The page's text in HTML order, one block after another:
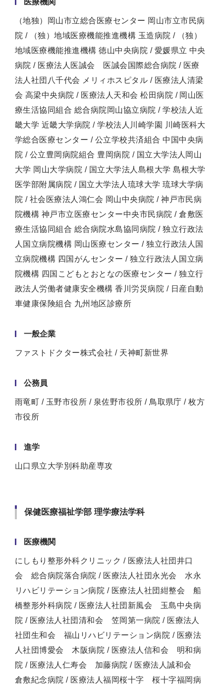
医療機関
（地独）岡山市立総合医療センター 岡山市立市民病
院 / （独）地域医療機能推進機構 玉造病院 / （独）
地域医療機能推進機構 徳山中央病院 / 愛媛県立 中央
病院 / 医療法人医誠会 医誠会国際総合病院 / 医療
法人社団八千代会 メリィホスピタル / 医療法人清梁
会 高梁中央病院 / 医療法人天和会 松田病院 / 岡山医
療生活協同組合 総合病院岡山協立病院 / 学校法人近
畿大学 近畿大学病院 / 学校法人川崎学園 川崎医科大
学総合医療センター / 公立学校共済組合 中国中央病
院 / 公立豊岡病院組合 豊岡病院 / 国立大学法人岡山
大学 岡山大学病院 / 国立大学法人島根大学 島根大学
医学部附属病院 / 国立大学法人琉球大学 琉球大学病
院 / 社会医療法人鴻仁会 岡山中央病院 / 神戸市民病
院機構 神戸市立医療センター中央市民病院 / 倉敷医
療生活協同組合 総合病院水島協同病院 / 独立行政法
人国立病院機構 岡山医療センター / 独立行政法人国
立病院機構 四国がんセンター / 独立行政法人国立病
院機構 四国こどもとおとなの医療センター / 独立行
政法人労働者健康安全機構 香川労災病院 / 日産自動
車健康保険組合 九州地区診療所
一般企業
ファストドクター株式会社 / 天神町新世界
公務員
雨竜町 / 玉野市役所 / 泉佐野市役所 / 鳥取県庁 / 枚方
市役所
進学
山口県立大学別科助産専攻
保健医療福祉学部 理学療法学科
医療機関
にしもり整形外科クリニック / 医療法人社団井口
会 総合病院落合病院 / 医療法人社団永光会 水永
リハビリテーション病院 / 医療法人社団紺整会 船
橋整形外科病院 / 医療法人社団新風会 玉島中央病
院 / 医療法人社団清和会 笠岡第一病院 / 医療法人
社団生和会 福山リハビリテーション病院 / 医療法
人社団博愛会 木阪病院 / 医療法人信和会 明和病
院 / 医療法人仁寿会 加藤病院 / 医療法人誠和会
倉敷紀念病院 / 医療法人福岡桜十字 桜十字福岡病